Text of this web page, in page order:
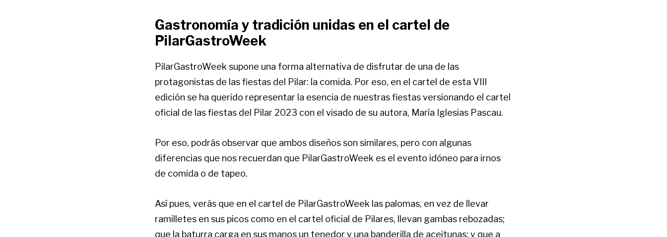
Gastronomía y tradición unidas en el cartel de
PilarGastroWeek
PilarGastroWeek supone una forma alternativa de disfrutar de una de las
protagonistas de las fiestas del Pilar: la comida. Por eso, en el cartel de esta VIII
edición se ha querido representar la esencia de nuestras fiestas versionando el cartel
oficial de las fiestas del Pilar 2023 con el visado de su autora, María Iglesias Pascau.
Por eso, podrás observar que ambos diseños son similares, pero con algunas
diferencias que nos recuerdan que PilarGastroWeek es el evento idóneo para irnos
de comida o de tapeo.
Así pues, verás que en el cartel de PilarGastroWeek las palomas, en vez de llevar
ramilletes en sus picos como en el cartel oficial de Pilares, llevan gambas rebozadas;
que la baturra carga en sus manos un tenedor y una banderilla de aceitunas; y que a